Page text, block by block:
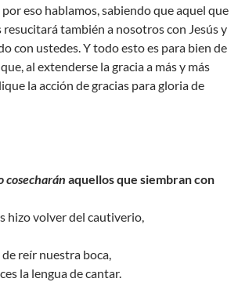
eso hablamos, sabiendo que aquel que
resucitará también a nosotros con Jesús y
con ustedes. Y todo esto es para bien de
al extenderse la gracia a más y más
la acción de gracias para gloria de
cosecharán aquellos que siembran con
hizo volver del cautiverio,
reír nuestra boca,
la lengua de cantar.